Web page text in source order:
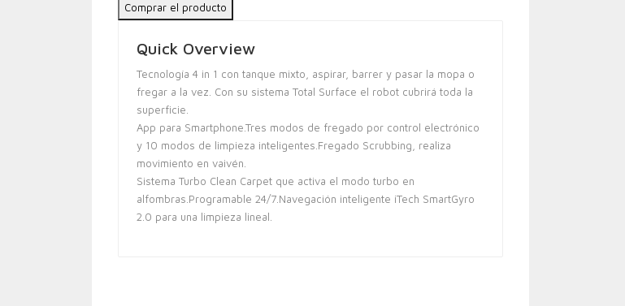
Comprar el producto
Quick Overview
Tecnología 4 in 1 con tanque mixto, aspirar, barrer y pasar la mopa o
fregar a la vez. Con su sistema Total Surface el robot cubrirá toda la
superficie.
App para Smartphone.Tres modos de fregado por control electrónico
y 10 modos de limpieza inteligentes.Fregado Scrubbing, realiza
movimiento en vaivén.
Sistema Turbo Clean Carpet que activa el modo turbo en
alfombras.Programable 24/7.Navegación inteligente iTech SmartGyro
2.0 para una limpieza lineal.